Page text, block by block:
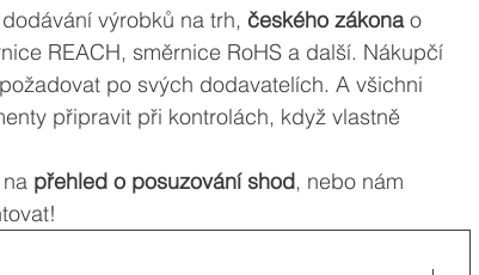
výrobků na trh, českého zákona o
REACH, směrnice RoHS a další. Nákupčí
po svých dodavatelích. A všichni
připravit při kontrolách, když vlastně
přehled o posuzování shod, nebo nám